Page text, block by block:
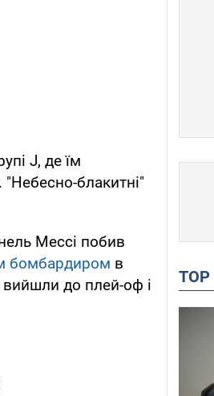
J, де їм
блакитні"
Мессі побив
бомбардиром в
вийшли до плей-оф і